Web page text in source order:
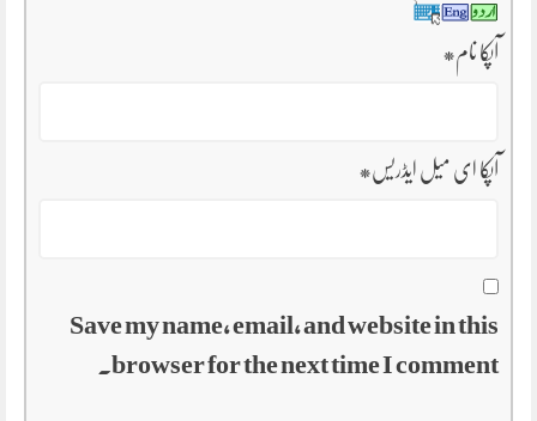
آپکا نام*
آپکا ای میل ایڈریس*
Save my name, email, and website in this
browser for the next time I comment.